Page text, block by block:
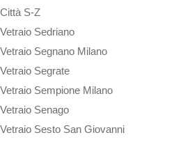
Città S-Z
Vetraio Sedriano
Vetraio Segnano Milano
Vetraio Segrate
Vetraio Sempione Milano
Vetraio Senago
Vetraio Sesto San Giovanni